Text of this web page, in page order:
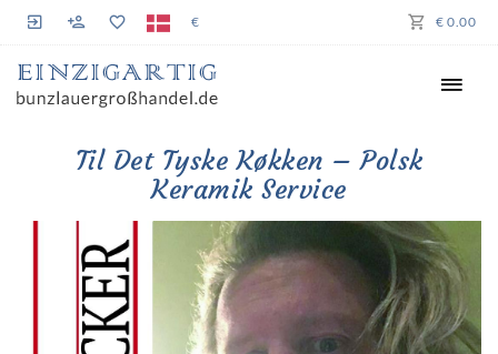
€ € 0.00
Til Det Tyske Køkken – Polsk
Keramik Service